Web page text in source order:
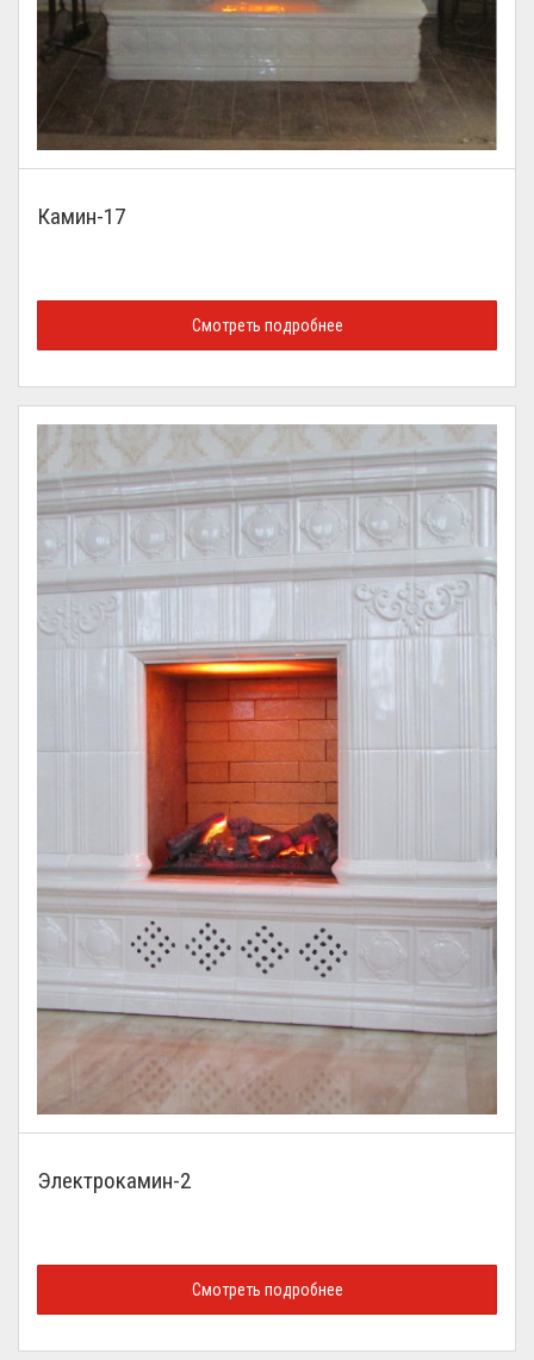
Камин-17
Смотреть подробнее
Электрокамин-2
Смотреть подробнее